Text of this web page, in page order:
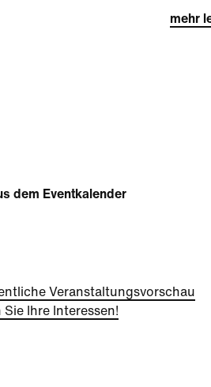
mehr
dem Eventkalender
Veranstaltungsvorschau
Ihre Interessen!